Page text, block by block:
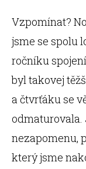
Vzpomínat?
jsme se spolu
ročníku
byl takovej
a čtvrťáku se
nezapomenu,
který jsme